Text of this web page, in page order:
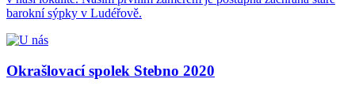
barokní sýpky v Ludéřově.
Okrašlovací spolek Stebno 2020